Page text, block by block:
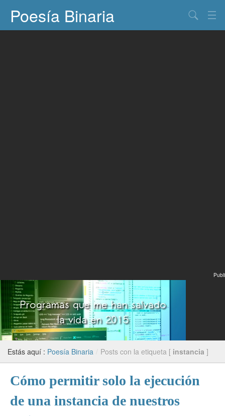
Poesía Binaria
Publi
Estás aquí : Poesía Binaria / Posts con la etiqueta [ instancia ]
Cómo permitir solo la ejecución
de una instancia de nuestros